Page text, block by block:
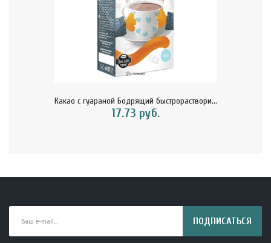
Какао с гуараной Бодрящий быстрораствори...
17.73 руб.
ПОДПИСАТЬСЯ